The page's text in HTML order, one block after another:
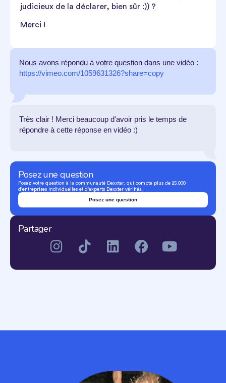
judicieux de la déclarer, bien sûr :)) ?
Merci !
Nous avons répondu à votre question dans une vidéo :
https://vimeo.com/1059631326?share=copy
Très clair ! Merci beaucoup d'avoir pris le temps de
répondre à cette réponse en vidéo :)
Posez une question
Posez votre question à la communauté Dexxter, qui compte plus de 25.000
d'entreprises individuelles et d'experts Dexxter vérifiés.
Posez une question
Partager